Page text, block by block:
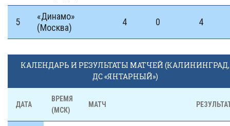
5
«Динамо»
(Москва)
4 0 4
КАЛЕНДАРЬ И РЕЗУЛЬТАТЫ МАТЧЕЙ (КАЛИНИНГРАД,
ДС «ЯНТАРНЫЙ»)
ДАТА
ВРЕМЯ
(МСК)
МАТЧ